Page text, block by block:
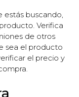
estás buscando,
Verifica
de otros
sea el producto
el precio y